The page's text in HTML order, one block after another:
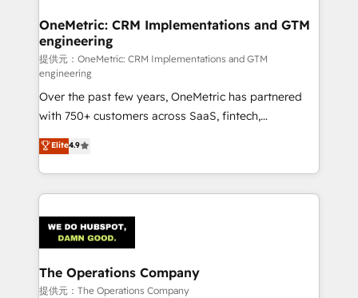
growth. Our multidisciplinary team designs solutions
that simplify complexity, boost performance, and
turn innovation into real impact. 🌍 Highlights •
HubSpot Partner since 2012 • 2022 EMEA Impact
Award: Best Integration • 150+ successful HubSpot
projects • Clients in 30+ industries • Proprietary
technology for integrations • Multilingual team:
English, Spanish, Portuguese & Italian 👉 Grow
smarter with AI and HubSpot.
OneMetric: CRM Implementations and GTM
engineering
提供元：OneMetric: CRM Implementations and GTM
engineering
Over the past few years, OneMetric has partnered
with 750+ customers across SaaS, fintech,
healthcare, real estate, and other industries. With
150+ HubSpot-certified experts, we deliver scalable
solutions to complex GTM and RevOps challenges.
Our Expertise 🔹 Onboarding & Implementation:
tailored to your GTM motion. 🔹 Migrations:
Accredited HubSpot Partner, ensuring migration
from other CRMs to HubSpot without data loss or
downtime. 🔹 RevOps Strategy: Align teams,
Elite4.9
The Operations Company
提供元：The Operations Company